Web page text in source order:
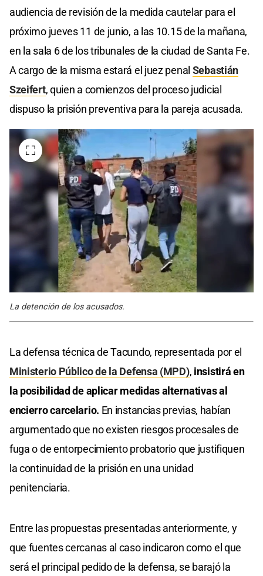
audiencia de revisión de la medida cautelar para el
próximo jueves 11 de junio, a las 10.15 de la mañana,
en la sala 6 de los tribunales de la ciudad de Santa Fe.
A cargo de la misma estará el juez penal Sebastián
Szeifert, quien a comienzos del proceso judicial
dispuso la prisión preventiva para la pareja acusada.
La detención de los acusados.
La defensa técnica de Tacundo, representada por el
Ministerio Público de la Defensa (MPD), insistirá en
la posibilidad de aplicar medidas alternativas al
encierro carcelario. En instancias previas, habían
argumentado que no existen riesgos procesales de
fuga o de entorpecimiento probatorio que justifiquen
la continuidad de la prisión en una unidad
penitenciaria.
Entre las propuestas presentadas anteriormente, y
que fuentes cercanas al caso indicaron como el que
será el principal pedido de la defensa, se barajó la